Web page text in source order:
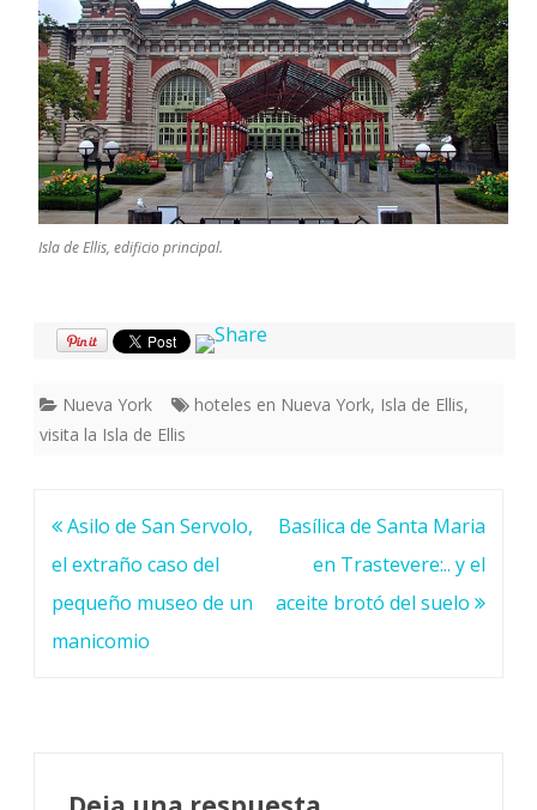
Isla de Ellis, edificio principal.
Nueva York hoteles en Nueva York, Isla de Ellis,
visita la Isla de Ellis
Navegación
de
entradas
Asilo de San Servolo,
el extraño caso del
pequeño museo de un
manicomio
Basílica de Santa Maria
en Trastevere:.. y el
aceite brotó del suelo